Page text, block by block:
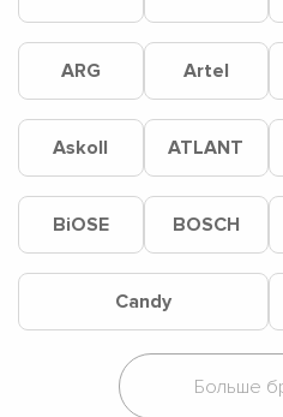
ARG Artel
Askoll ATLANT
BiOSE BOSCH
Candy